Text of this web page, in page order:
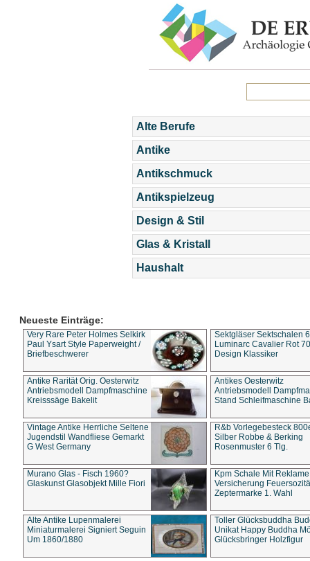
Alte Berufe
Antike
Antikschmuck
Antikspielzeug
Design & Stil
Glas & Kristall
Haushalt
Neueste Einträge:
Very Rare Peter Holmes Selkirk
Paul Ysart Style Paperweight /
Briefbeschwerer
Sektgläser Sektschalen
Luminarc Cavalier Rot
Design Klassiker
Antike Rarität Orig. Oesterwitz
Antriebsmodell Dampfmaschine
Kreisssäge Bakelit
Antikes Oesterwitz
Antriebsmodell
Stand Schleifmaschine
Vintage Antike Herrliche Seltene
Jugendstil Wandfliese Gemarkt
G West Germany
R&b Vorlegebesteck
Silber Robbe & Berking
Rosenmuster 6 Tlg.
Murano Glas - Fisch 1960?
Glaskunst Glasobjekt Mille Fiori
Kpm Schale Mit Reklame
Versicherung
Zeptermarke 1. Wahl
Alte Antike Lupenmalerei
Miniaturmalerei Signiert Seguin
Um 1860/1880
Toller Glücksbuddha
Unikat Happy Buddha
Glücksbringer Holzfigur